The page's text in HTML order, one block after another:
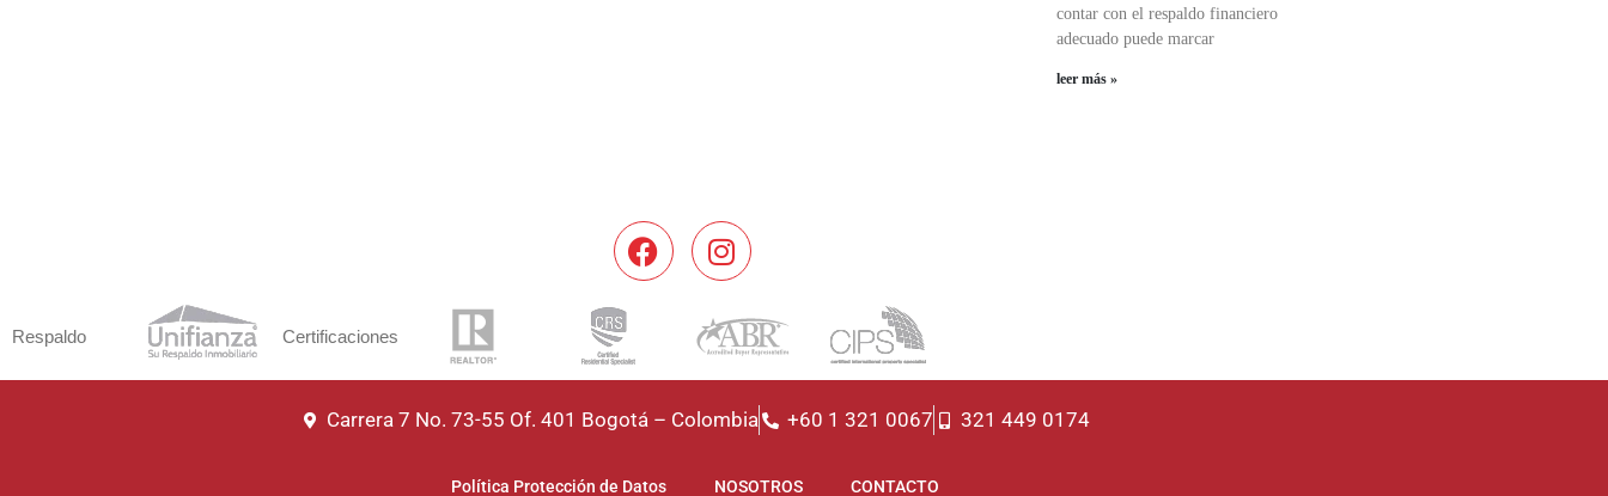
contar con el respaldo financiero
adecuado puede marcar
leer más »
Respaldo Certificaciones
Carrera 7 No. 73-55 Of. 401 Bogotá – Colombia +60 1 321 0067 321 449 0174
Política Protección de Datos NOSOTROS CONTACTO